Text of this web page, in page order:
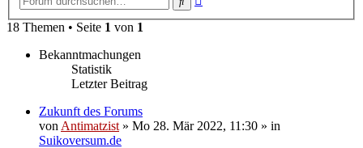
18 Themen • Seite 1 von 1
Bekanntmachungen
Statistik
Letzter Beitrag
Zukunft des Forums
von Antimatzist » Mo 28. Mär 2022, 11:30 » in
Suikoversum.de